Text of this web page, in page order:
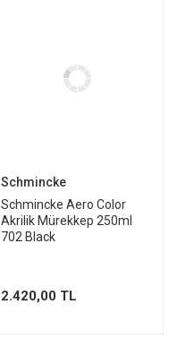
Schmincke
Schmincke Aero Color
Akrilik Mürekkep 250ml
702 Black
2.420,00 TL